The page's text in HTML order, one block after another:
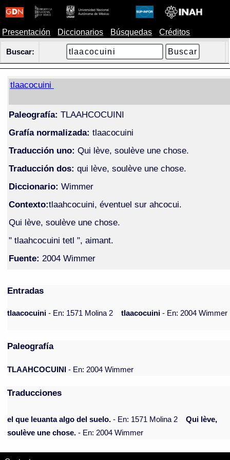
Presentación Diccionarios Búsquedas Créditos
Buscar:
tlaacocuini
Paleografía: TLAAHCOCUINI
Grafía normalizada: tlaacocuini
Traducción uno: Qui lève, soulève une chose.
Traducción dos: qui lève, soulève une chose.
Diccionario: Wimmer
Contexto:tlaahcocuini, éventuel sur ahcocui.
Qui lève, soulève une chose.
" tlaahcocuini tetl ", aimant.
Fuente: 2004 Wimmer
Entradas
tlaacocuini- En: 1571 Molina 2 tlaacocuini- En: 2004 Wimmer
Paleografía
TLAAHCOCUINI - En: 2004 Wimmer
Traducciones
el que leuanta algo del suelo. - En: 1571 Molina 2
Qui lève,
soulève une chose. - En: 2004 Wimmer